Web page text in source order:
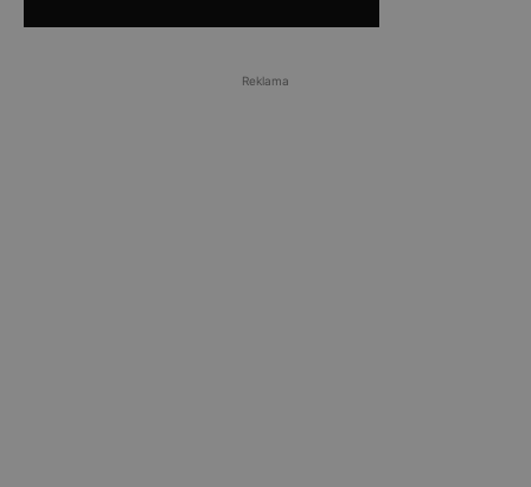
Reklama